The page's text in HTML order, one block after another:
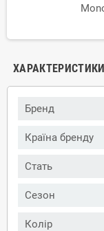
ХАРАКТЕРИСТИКИ
Бренд
Країна бренду
Стать
Сезон
Колір